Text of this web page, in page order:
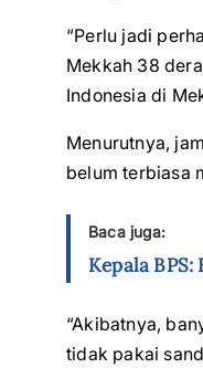
“Perlu jadi
Mekkah 38
Indonesia di
Menurutnya,
belum terbiasa
Baca juga:
Kepala
“Akibatnya,
tidak pakai